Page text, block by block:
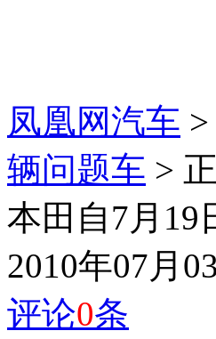
凤凰网汽车 >
辆问题车 >
本田自7月19
2010年07月
评论0条